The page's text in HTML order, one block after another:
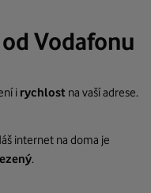
Vodafonu
i rychlost na vaší adrese.
internet na doma je
.